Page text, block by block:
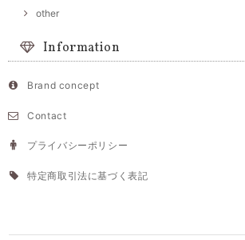
other
Information
Brand concept
Contact
プライバシーポリシー
特定商取引法に基づく表記